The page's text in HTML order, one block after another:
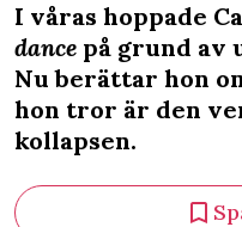
I våras hoppade
dance på grund av
Nu berättar hon
hon tror är den
kollapsen.